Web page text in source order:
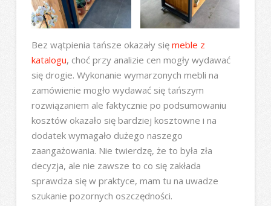
Bez wątpienia tańsze okazały się meble z
katalogu, choć przy analizie cen mogły wydawać
się drogie. Wykonanie wymarzonych mebli na
zamówienie mogło wydawać się tańszym
rozwiązaniem ale faktycznie po podsumowaniu
kosztów okazało się bardziej kosztowne i na
dodatek wymagało dużego naszego
zaangażowania. Nie twierdzę, że to była zła
decyzja, ale nie zawsze to co się zakłada
sprawdza się w praktyce, mam tu na uwadze
szukanie pozornych oszczędności.